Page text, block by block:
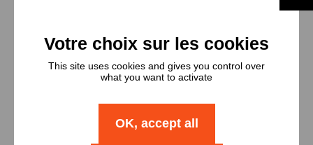
Types et
nombres de
This site uses cookies and gives you control over
what you want to activate
OK, accept all